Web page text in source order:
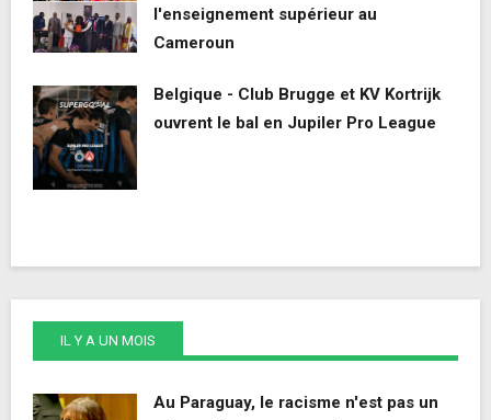
l'enseignement supérieur au
Cameroun
Belgique - Club Brugge et KV Kortrijk
ouvrent le bal en Jupiler Pro League
IL Y A UN MOIS
Au Paraguay, le racisme n'est pas un